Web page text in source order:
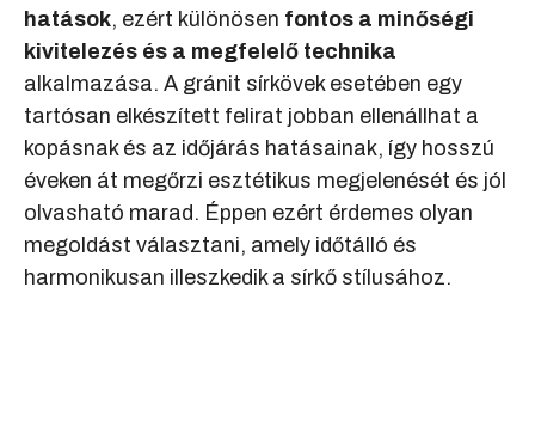
hatások, ezért különösen fontos a minőségi
kivitelezés és a megfelelő technika
alkalmazása. A gránit sírkövek esetében egy
tartósan elkészített felirat jobban ellenállhat a
kopásnak és az időjárás hatásainak, így hosszú
éveken át megőrzi esztétikus megjelenését és jól
olvasható marad. Éppen ezért érdemes olyan
megoldást választani, amely időtálló és
harmonikusan illeszkedik a sírkő stílusához.